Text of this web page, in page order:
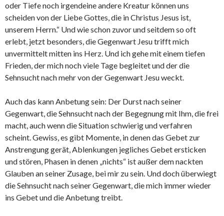
oder Tiefe noch irgendeine andere Kreatur können uns
scheiden von der Liebe Gottes, die in Christus Jesus ist,
unserem Herrn.“ Und wie schon zuvor und seitdem so oft
erlebt, jetzt besonders, die Gegenwart Jesu trifft mich
unvermittelt mitten ins Herz. Und ich gehe mit einem tiefen
Frieden, der mich noch viele Tage begleitet und der die
Sehnsucht nach mehr von der Gegenwart Jesu weckt.
Auch das kann Anbetung sein: Der Durst nach seiner
Gegenwart, die Sehnsucht nach der Begegnung mit Ihm, die frei
macht, auch wenn die Situation schwierig und verfahren
scheint. Gewiss, es gibt Momente, in denen das Gebet zur
Anstrengung gerät, Ablenkungen jegliches Gebet ersticken
und stören, Phasen in denen „nichts“ ist außer dem nackten
Glauben an seiner Zusage, bei mir zu sein. Und doch überwiegt
die Sehnsucht nach seiner Gegenwart, die mich immer wieder
ins Gebet und die Anbetung treibt.